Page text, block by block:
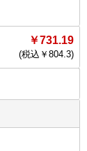
￥731.19
(税込￥ 804.3)